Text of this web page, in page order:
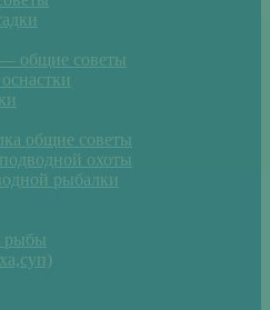
общие советы
общие советы
охоты
рыбалки
рыбы